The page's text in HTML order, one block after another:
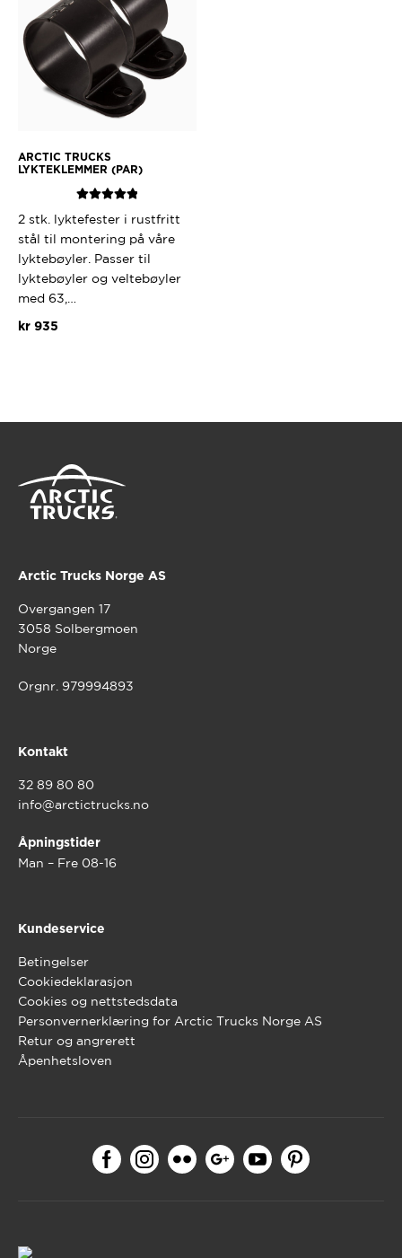
ARCTIC TRUCKS
LYKTEKLEMMER (PAR)
av 5
2 stk. lyktefester i rustfritt
stål til montering på våre
lyktebøyler. Passer til
lyktebøyler og veltebøyler
med 63,…
kr935
flere
Arctic Trucks Norge AS
Overgangen 17
3058 Solbergmoen
Norge
Orgnr. 979994893
Kontakt
32 89 80 80
info@arctictrucks.no
Åpningstider
Man – Fre 08-16
Kundeservice
Betingelser
Cookiedeklarasjon
Cookies og nettstedsdata
Personvernerklæring for Arctic Trucks Norge AS
Retur og angrerett
Åpenhetsloven